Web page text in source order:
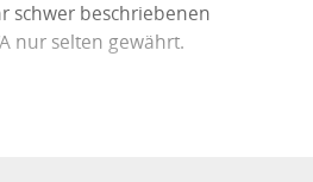
schwer beschriebenen
nur selten gewährt.